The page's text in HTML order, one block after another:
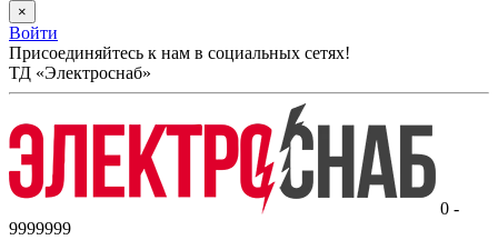
×
Войти
Присоединяйтесь к нам в социальных сетях!
ТД «Электроснаб»
0 -
9999999